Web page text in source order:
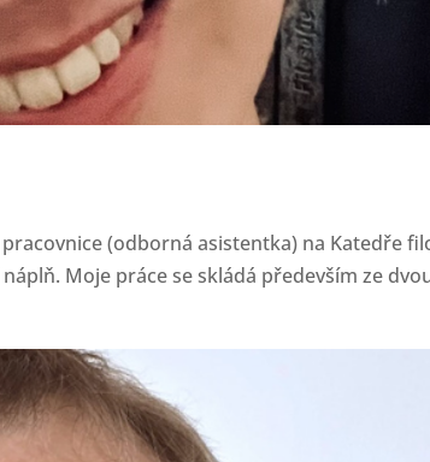
(odborná asistentka) na Katedře
Moje práce se skládá především ze